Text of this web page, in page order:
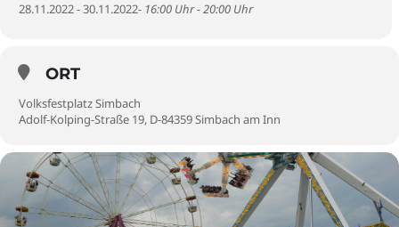
28.11.2022 - 30.11.2022- 16:00 Uhr - 20:00 Uhr
ORT
Volksfestplatz Simbach
Adolf-Kolping-Straße 19, D-84359 Simbach am Inn